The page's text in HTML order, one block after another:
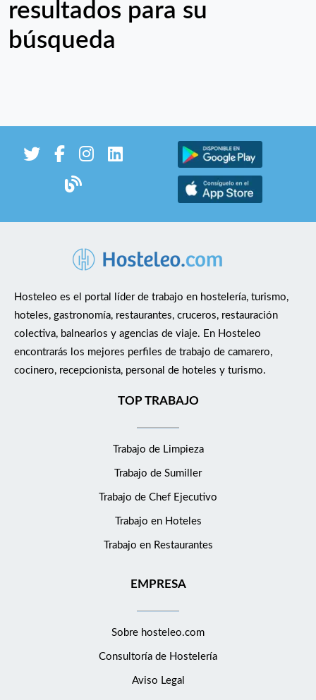
resultados para su
búsqueda
Hosteleo es el portal líder de trabajo en hostelería, turismo,
hoteles, gastronomía, restaurantes, cruceros, restauración
colectiva, balnearios y agencias de viaje. En Hosteleo
encontrarás los mejores perfiles de trabajo de camarero,
cocinero, recepcionista, personal de hoteles y turismo.
TOP TRABAJO
Trabajo de Limpieza
Trabajo de Sumiller
Trabajo de Chef Ejecutivo
Trabajo en Hoteles
Trabajo en Restaurantes
EMPRESA
Sobre hosteleo.com
Consultoría de Hostelería
Aviso Legal